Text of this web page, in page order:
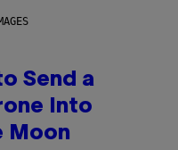
Send a
Into
Moon